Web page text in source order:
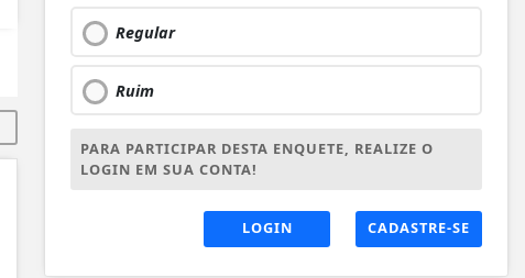
Regular
Ruim
PARA PARTICIPAR DESTA ENQUETE, REALIZE O
LOGIN EM SUA CONTA!
LOGIN CADASTRE-SE